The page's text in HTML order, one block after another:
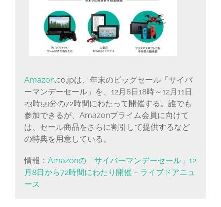
Amazon.co.jpは、年末のビッグセール「サイバ
ーマンデーセール」を、12月8日18時～12月11日
23時59分の72時間にわたって開催する。誰でも
参加できるが、Amazonプライム会員に向けて
は、セール商品をさらに割引して提供するなど
の特典を用意している。
情報： Amazonの「サイバーマンデーセール」12
月8日から72時間にわたり開催 – ライブドアニュ
ース